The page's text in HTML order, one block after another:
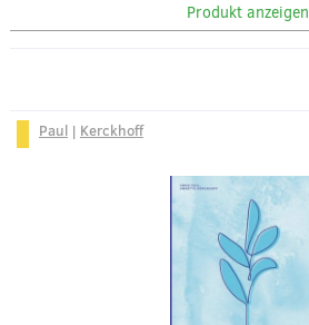
Produkt anzeigen
Paul| Kerckhoff